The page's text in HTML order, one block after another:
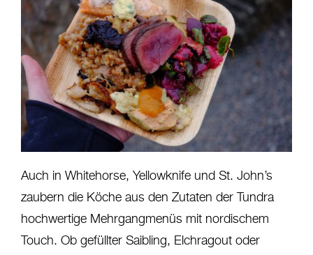
Auch in Whitehorse, Yellowknife und St. John’s
zaubern die Köche aus den Zutaten der Tundra
hochwertige Mehrgangmenüs mit nordischem
Touch. Ob gefüllter Saibling, Elchragout oder